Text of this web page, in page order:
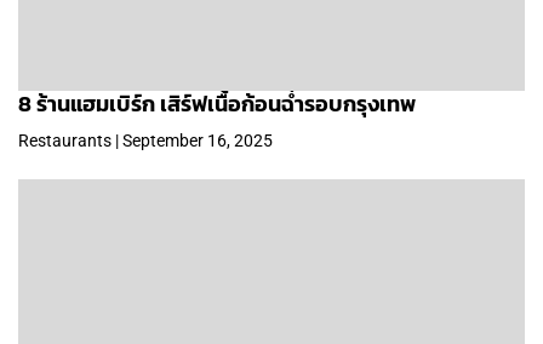
8 ร้านแฮมเบิร์ก เสิร์ฟเนื้อก้อนฉ่ำรอบกรุงเทพ
Restaurants | September 16, 2025